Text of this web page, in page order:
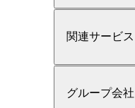
関連サービス
グループ会社